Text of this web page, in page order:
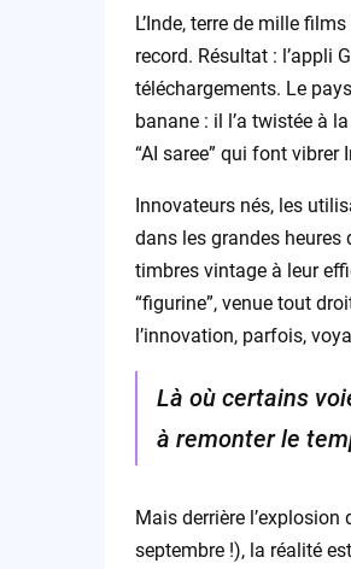
L’Inde, terre de mille
record. Résultat : l’appli
téléchargements. Le
banane : il l’a twistée à
“AI saree” qui font
Innovateurs nés, les
dans les grandes heures
timbres vintage à leur
“figurine”, venue tout
l’innovation, parfois,
Là où certains
à remonter le
Mais derrière
septembre !), la réalité